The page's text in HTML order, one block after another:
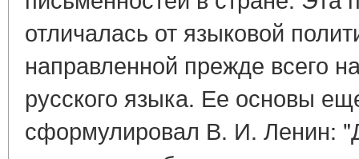
отличалась от языковой
направленной прежде всего
русского языка. Ее основы
сформулировал В. И. Ленин: